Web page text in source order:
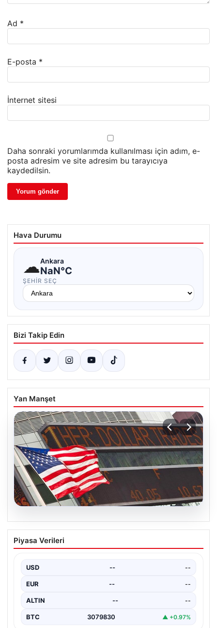
Ad *
E-posta *
İnternet sitesi
Daha sonraki yorumlarımda kullanılması için adım, e-
posta adresim ve site adresim bu tarayıcıya
kaydedilsin.
Hava Durumu
☁Ankara
NaN°C
ŞEHIR SEÇ
Bizi Takip Edin
Yan Manşet
04.08.2026
FED faiz kararı ne zaman açıklanacak?
Nisan ayı faiz beklentisi belli oldu
Piyasa Verileri
USD -- --
EUR -- --
ALTIN -- --
BTC 3079830 ▲ +0.97%